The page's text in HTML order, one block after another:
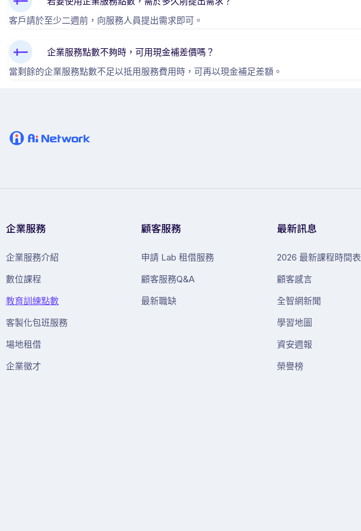
客戶請於至少二週前，向服務人員提出需求即可。
企業服務點數不夠時，可用現金補差價嗎？
當剩餘的企業服務點數不足以抵用服務費用時，可再以現金補足差額。
企業服務
企業服務介紹
數位課程
教育訓練點數
客製化包班服務
場地租借
企業徵才
顧客服務
申請 Lab 租借服務
顧客服務Q&A
最新職缺
最新訊息
2026 最新課程時間表
顧客感言
全智網新聞
學習地圖
資安週報
榮譽榜